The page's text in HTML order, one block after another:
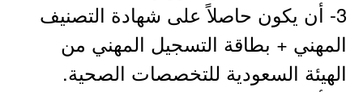
3- أن يكون حاصلاً على شهادة التصنيف
المهني + بطاقة التسجيل المهني من
الهيئة السعودية للتخصصات الصحية.